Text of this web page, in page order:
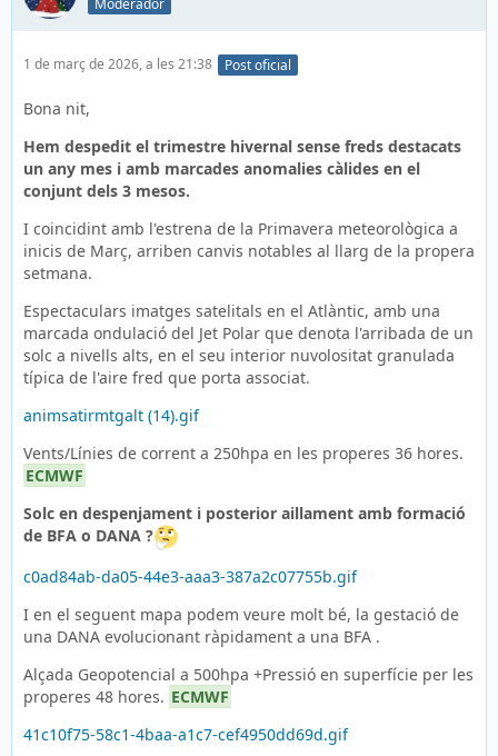
Moderador
1 de març de 2026, a les 21:38 Post oficial
Bona nit,
Hem despedit el trimestre hivernal sense freds destacats
un any mes i amb marcades anomalies càlides en el
conjunt dels 3 mesos.
I coincidint amb l'estrena de la Primavera meteorològica a
inicis de Març, arriben canvis notables al llarg de la propera
setmana.
Espectaculars imatges satelitals en el Atlàntic, amb una
marcada ondulació del Jet Polar que denota l'arribada de un
solc a nivells alts, en el seu interior nuvolositat granulada
típica de l'aire fred que porta associat.
animsatirmtgalt (14).gif
Vents/Línies de corrent a 250hpa en les properes 36 hores.
ECMWF
Solc en despenjament i posterior aillament amb formació
de BFA o DANA ?
c0ad84ab-da05-44e3-aaa3-387a2c07755b.gif
I en el seguent mapa podem veure molt bé, la gestació de
una DANA evolucionant ràpidament a una BFA .
Alçada Geopotencial a 500hpa +Pressió en superfície per les
properes 48 hores. ECMWF
41c10f75-58c1-4baa-a1c7-cef4950dd69d.gif